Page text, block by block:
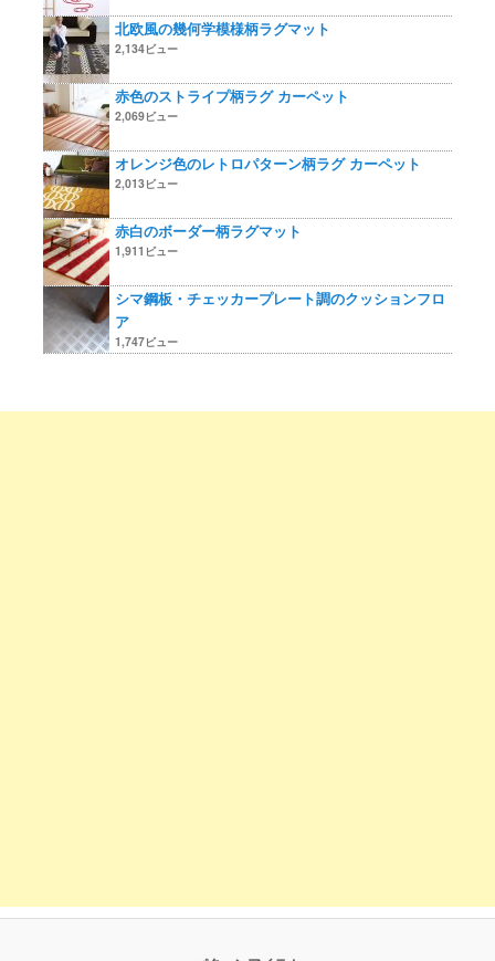
北欧風の幾何学模様柄ラグマット
2,134ビュー
赤色のストライプ柄ラグ カーペット
2,069ビュー
オレンジ色のレトロパターン柄ラグ カーペット
2,013ビュー
赤白のボーダー柄ラグマット
1,911ビュー
シマ鋼板・チェッカープレート調のクッションフロ
ア
1,747ビュー